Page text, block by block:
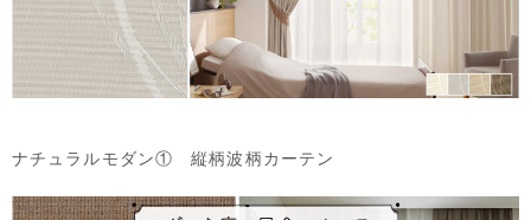
ナチュラルモダン① 縦柄波柄カーテン